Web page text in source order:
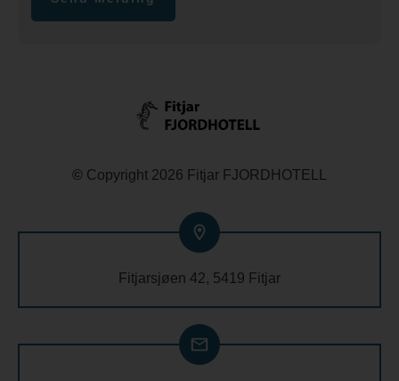
© Copyright 2026 Fitjar FJORDHOTELL
Fitjarsjøen 42, 5419 Fitjar